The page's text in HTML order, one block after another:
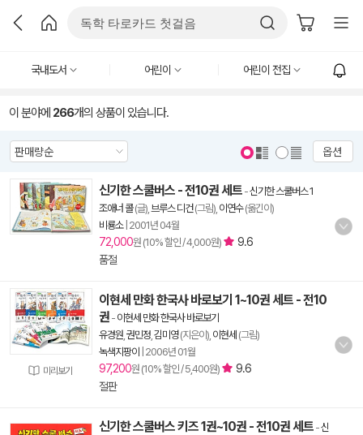
국내도서 어린이 어린이 전집
이 분야에 266개의 상품이 있습니다.
옵션
신기한 스쿨버스 - 전10권 세트 -신기한 스쿨버스 1
조애너 콜(글), 브루스 디건(그림), 이연수(옮긴이)
비룡소| 2001년 04월
72,000원 (10% 할인 / 4,000원)
9.6
품절
미리보기
이현세 만화 한국사 바로보기 1~10권 세트 - 전10
권 - 이현세 만화 한국사 바로보기
유경원 권민정 김미영(지은이), 이현세 (그림)
녹색지팡이
2006년 01월
97,200원 (10% 할인 / 5,400원)
9.6
절판
신기한 스쿨버스 키즈 1권~10권 - 전10권 세트 -신